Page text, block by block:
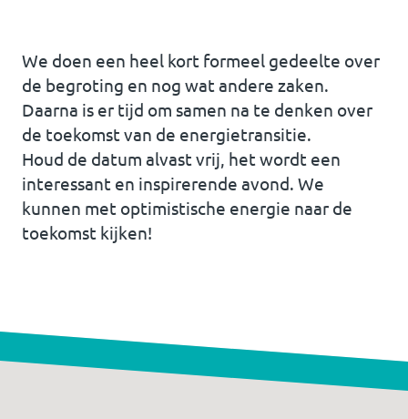
We doen een heel kort formeel gedeelte over
de begroting en nog wat andere zaken.
Daarna is er tijd om samen na te denken over
de toekomst van de energietransitie.
Houd de datum alvast vrij, het wordt een
interessant en inspirerende avond. We
kunnen met optimistische energie naar de
toekomst kijken!